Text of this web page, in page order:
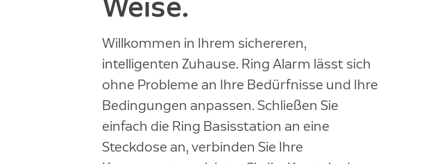
Willkommen in Ihrem sichereren,
intelligenten Zuhause. Ring Alarm lässt sich
ohne Probleme an Ihre Bedürfnisse und Ihre
Bedingungen anpassen. Schließen Sie
einfach die Ring Basisstation an eine
Steckdose an, verbinden Sie Ihre